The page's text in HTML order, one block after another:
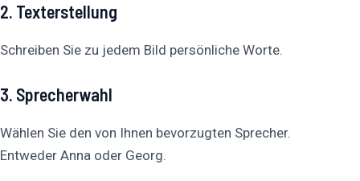
2. Texterstellung
Schreiben Sie zu jedem Bild persönliche Worte.
3. Sprecherwahl
Wählen Sie den von Ihnen bevorzugten Sprecher.
Entweder Anna oder Georg.